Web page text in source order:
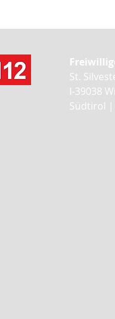
St.
I-39038
Südtirol |